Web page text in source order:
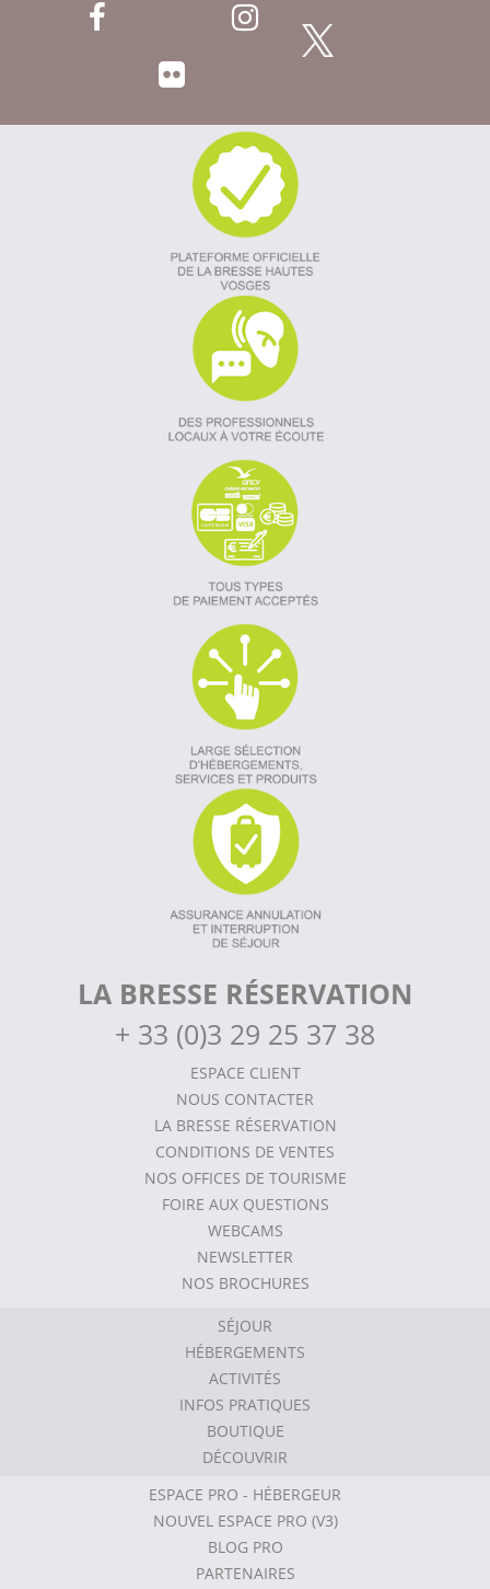
LA BRESSE RÉSERVATION
+ 33 (0)3 29 25 37 38
ESPACE CLIENT
NOUS CONTACTER
LA BRESSE RÉSERVATION
CONDITIONS DE VENTES
NOS OFFICES DE TOURISME
FOIRE AUX QUESTIONS
WEBCAMS
NEWSLETTER
NOS BROCHURES
SÉJOUR
HÉBERGEMENTS
ACTIVITÉS
INFOS PRATIQUES
BOUTIQUE
DÉCOUVRIR
ESPACE PRO - HÉBERGEUR
NOUVEL ESPACE PRO (V3)
BLOG PRO
PARTENAIRES